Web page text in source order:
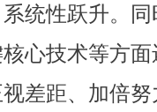
统性跃升。
心技术等方面
差距、加倍